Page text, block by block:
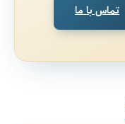
تماس با ما